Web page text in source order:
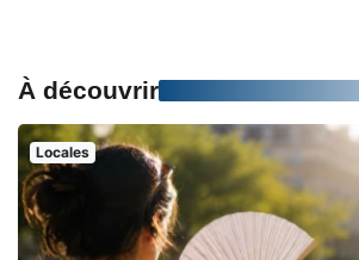
À découvrir
Locales